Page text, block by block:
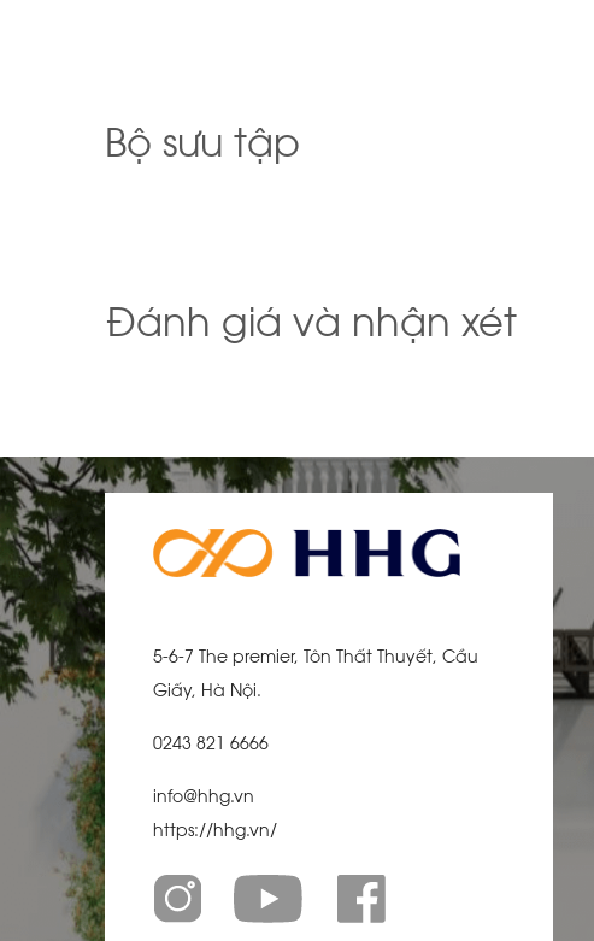
Bộ sưu tập
Đánh giá và nhận xét
5-6-7 The premier, Tôn Thất Thuyết, Cầu
Giấy, Hà Nội.
0243 821 6666
info@hhg.vn
https://hhg.vn/